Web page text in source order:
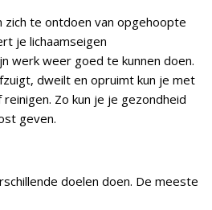
zich te ontdoen van opgehoopte
je lichaamseigen
werk weer goed te kunnen doen.
dweilt en opruimt kun je met
Zo kun je je gezondheid
geven.
doelen doen. De meeste